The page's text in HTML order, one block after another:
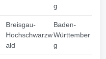
g
Breisgau-
Hochschwarzw
ald
Baden-
Württember
g